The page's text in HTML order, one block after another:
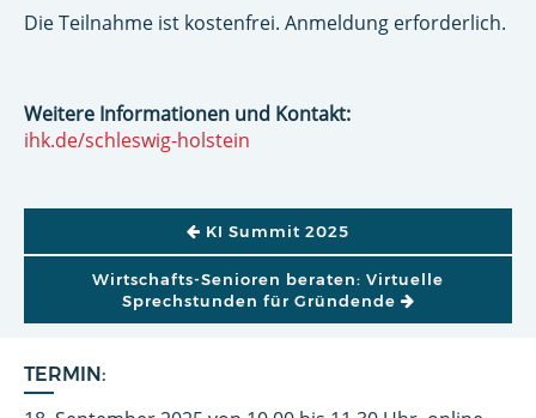
TERMIN:
Die Teilnahme ist kostenfrei. Anmeldung erforderlich.
Weitere Informationen und Kontakt:
ihk.de/schleswig-holstein
BEITRAGSNAVIGATIONKI Summit 2025
Wirtschafts-Senioren beraten: Virtuelle
Sprechstunden für Gründende